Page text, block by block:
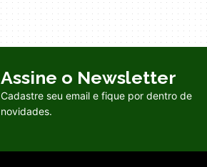
Assine o Newsletter
Cadastre seu email e fique por dentro de
novidades.